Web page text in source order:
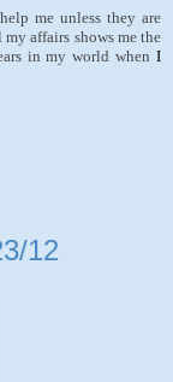
me unless they are
affairs shows me the
in my world when I
12